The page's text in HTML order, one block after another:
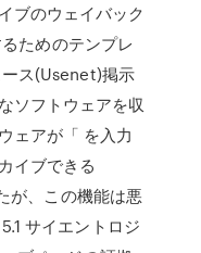
ブのウェイバック
ためのテンプレ
ス(Usenet)掲示
ソフトウェアを収
ェアが「 を入力
イブできる
が、この機能は悪
サイエントロジ